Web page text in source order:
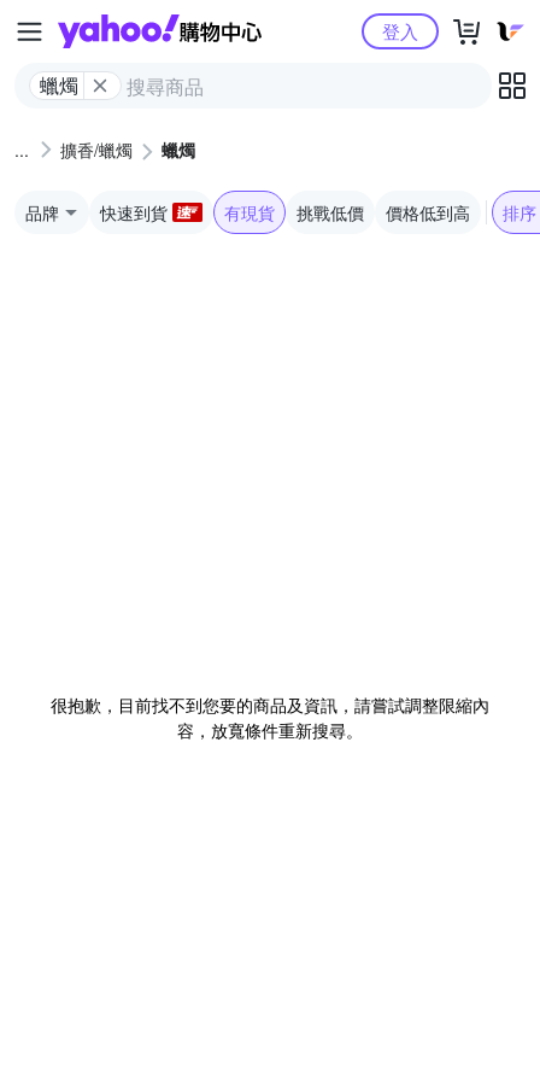
Yahoo購物中心
蠟燭
登入
擴香/蠟燭 蠟燭
品牌 快速到貨 有現貨 挑戰低價 價格低到高 排序
很抱歉，目前找不到您要的商品及資訊，請嘗試調整限縮內
容，放寬條件重新搜尋。